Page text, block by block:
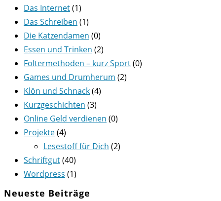
Das Internet(1)
Das Schreiben (1)
Die Katzendamen (0)
Essen und Trinken (2)
Foltermethoden – kurz Sport(0)
Games und Drumherum (2)
Klön und Schnack(4)
Kurzgeschichten (3)
Online Geld verdienen (0)
Projekte(4)
Lesestoff für Dich (2)
Schriftgut(40)
Wordpress (1)
Neueste Beiträge